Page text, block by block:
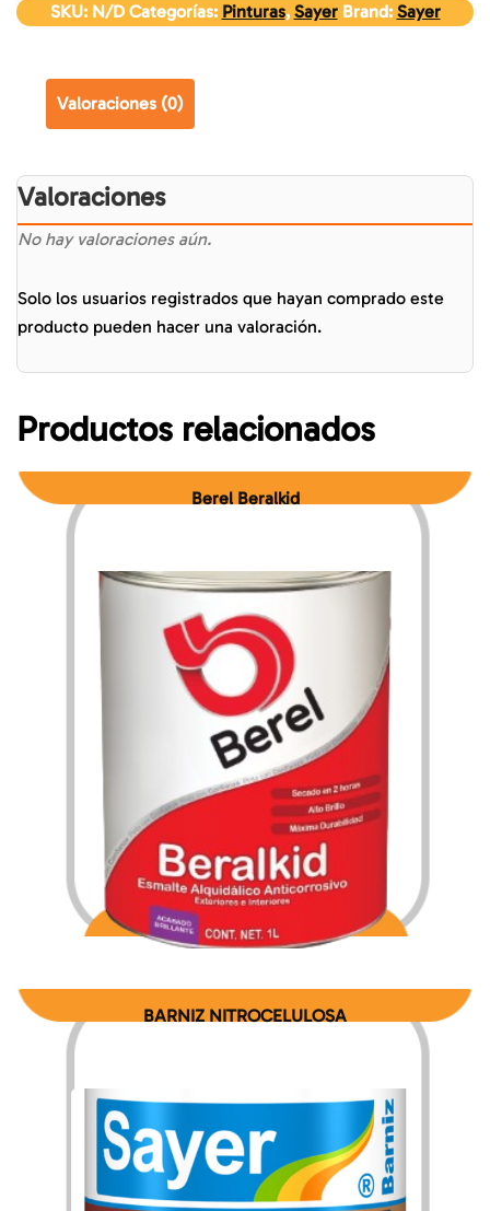
SKU: N/D Categorías: Pinturas, Sayer Brand: Sayer
Valoraciones (0)
Valoraciones
No hay valoraciones aún.
Solo los usuarios registrados que hayan comprado este
producto pueden hacer una valoración.
Productos relacionados
Berel Beralkid
$221.40–$3,659.00
BARNIZ NITROCELULOSA